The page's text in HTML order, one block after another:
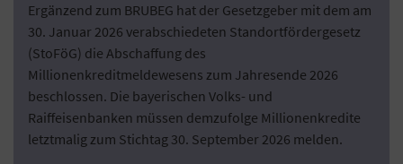
Ergänzend zum BRUBEG hat der Gesetzgeber mit dem am
30. Januar 2026 verabschiedeten Standortfördergesetz
(StoFöG) die Abschaffung des
Millionenkreditmeldewesens zum Jahresende 2026
beschlossen. Die bayerischen Volks- und
Raiffeisenbanken müssen demzufolge Millionenkredite
letztmalig zum Stichtag 30. September 2026 melden.